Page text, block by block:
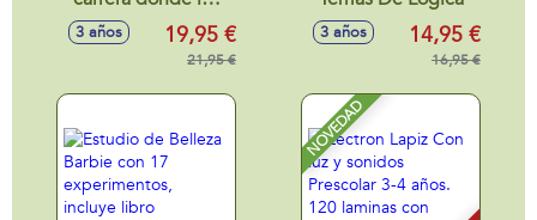
niños aprenden a
contar y los colores.
3 años 19,95 €
21,95 €
3 años 14,95 €
16,95 €
NOVEDAD